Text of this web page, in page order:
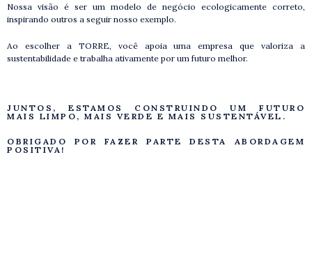
Nossa visão é ser um modelo de negócio ecologicamente correto,
inspirando outros a seguir nosso exemplo.
Ao escolher a TORRE, você apoia uma empresa que valoriza a
sustentabilidade e trabalha ativamente por um futuro melhor.
JUNTOS, ESTAMOS CONSTRUINDO UM FUTURO
MAIS LIMPO, MAIS VERDE E MAIS SUSTENTÁVEL.
OBRIGADO POR FAZER PARTE DESTA ABORDAGEM
POSITIVA!